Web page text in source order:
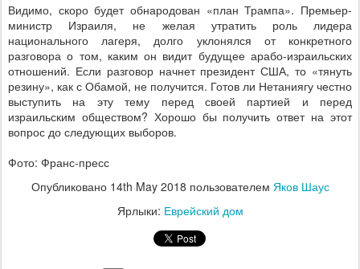
Видимо, скоро будет обнародован «план Трампа». Премьер-
министр Израиля, не желая утратить роль лидера
национального лагеря, долго уклонялся от конкретного
разговора о том, каким он видит будущее арабо-израильских
отношений. Если разговор начнет президент США, то «тянуть
резину», как с Обамой, не получится. Готов ли Нетаниягу честно
выступить на эту тему перед своей партией и перед
израильским обществом? Хорошо бы получить ответ на этот
вопрос до следующих выборов.
Фото: Франс-пресс
Опубликовано 14th May 2018 пользователем Яков Шаус
Ярлыки: Еврейский дом